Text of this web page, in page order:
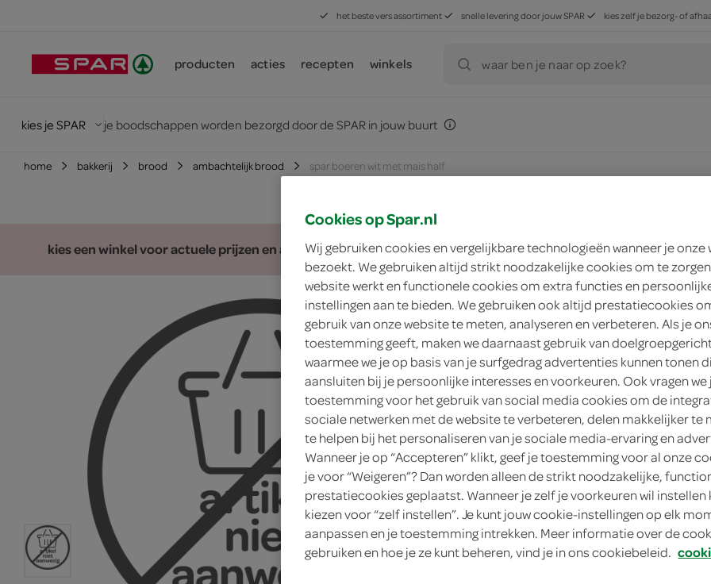
het beste vers assortiment snelle levering door jouw SPAR kies zelf je bezorg- of
producten acties recepten winkels waar ben je naar op zoek?
kies je SPAR je boodschappen worden bezorgd door de SPAR in jouw buurt
home bakkerij brood ambachtelijk brood spar boeren wit met mais half
kies een winkel voor actuele prijzen en assortiment zoek winkel
Spar boeren wit
Spar
400 Gram
in winkelmand
Dit product is niet meer leverbaar vanuit
Let op: aanbiedingen zijn niet
verwerkt in de winkelmand.
Cookies op Spar.nl
Wij gebruiken cookies en vergelijkbare technologieën wanneer je onze
bezoekt. We gebruiken altijd strikt noodzakelijke cookies om te
website werkt en functionele cookies om extra functies en
instellingen aan te bieden. We gebruiken ook altijd prestatiecookies
gebruik van onze website te meten, analyseren en verbeteren. Als je
toestemming geeft, maken we daarnaast gebruik van
waarmee we je op basis van je surfgedrag advertenties kunnen tonen
aansluiten bij je persoonlijke interesses en voorkeuren. Ook vragen we
toestemming voor het gebruik van social media cookies om de
sociale netwerken met de website te verbeteren, delen makkelijker te
te helpen bij het personaliseren van je sociale media-ervaring en
Wanneer je op “Accepteren” klikt, geef je toestemming voor al onze
je voor “Weigeren”? Dan worden alleen de strikt noodzakelijke,
prestatiecookies geplaatst. Wanneer je zelf je voorkeuren wil instellen
kiezen voor “zelf instellen”. Je kunt jouw cookie-instellingen op elk
aanpassen en je toestemming intrekken. Meer informatie over de
gebruiken en hoe je ze kunt beheren, vind je in ons cookiebeleid.